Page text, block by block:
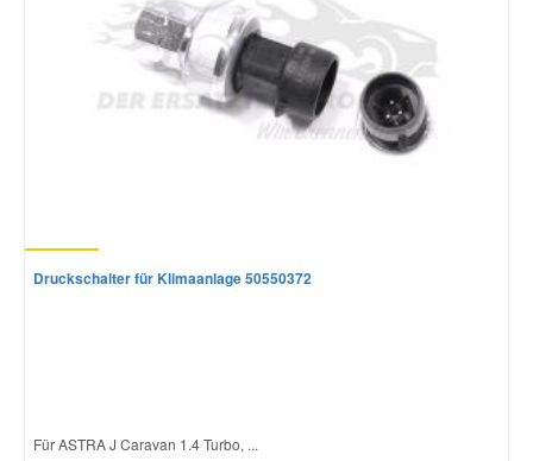
Druckschalter für Klimaanlage 50550372
Für ASTRA J Caravan 1.4 Turbo, ...